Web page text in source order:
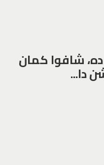
شافوا كمان
دا...